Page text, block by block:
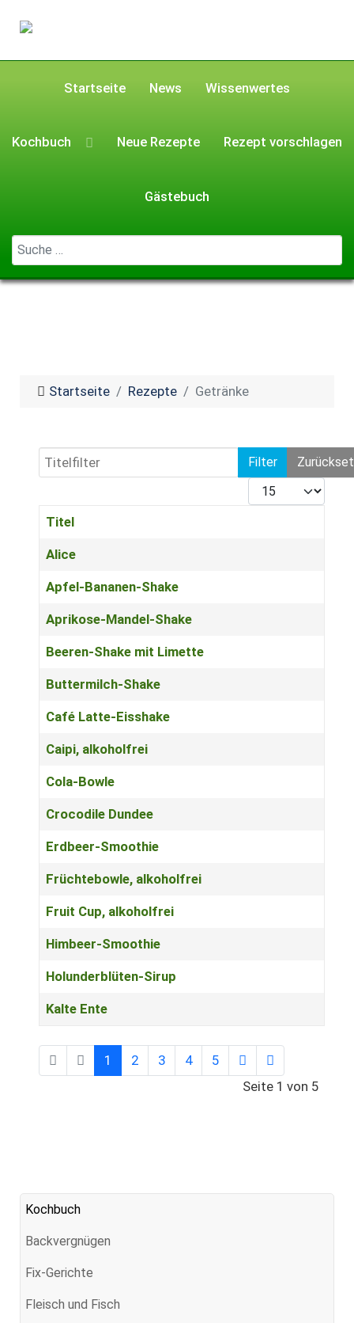
Startseite News Wissenwertes
Kochbuch Neue Rezepte Rezept vorschlagen
Gästebuch
Startseite Rezepte Getränke
Titelfilter Filter
Anzeige #
Beiträge
Titel
Alice
Apfel-Bananen-Shake
Aprikose-Mandel-Shake
Beeren-Shake mit Limette
Buttermilch-Shake
Café Latte-Eisshake
Caipi, alkoholfrei
Cola-Bowle
Crocodile Dundee
Erdbeer-Smoothie
Früchtebowle, alkoholfrei
Fruit Cup, alkoholfrei
Himbeer-Smoothie
Holunderblüten-Sirup
Kalte Ente
Seite 1 von 5
1 2 3 4 5
Kochbuch
Backvergnügen
Fix-Gerichte
Fleisch und Fisch